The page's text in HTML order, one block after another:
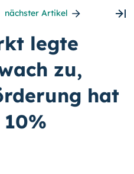
nächster Artikel
legte
zu,
hat